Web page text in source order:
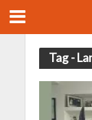
Tag -